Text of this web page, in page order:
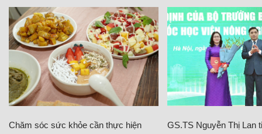
Chăm sóc sức khỏe cần thực hiện GS.TS Nguyễn Thị Lan